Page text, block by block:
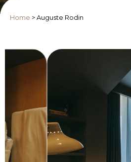
Home > Auguste Rodin